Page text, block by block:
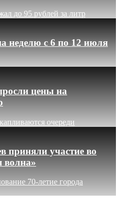
до 95 рублей за литр
неделю с 6 по 12 июля
цены на
очереди
приняли участие во
волна»
70-летие города